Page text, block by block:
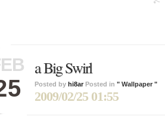
a Big Swirl
Posted by hi8ar Posted in " Wallpaper "
2009/02/25 01:55